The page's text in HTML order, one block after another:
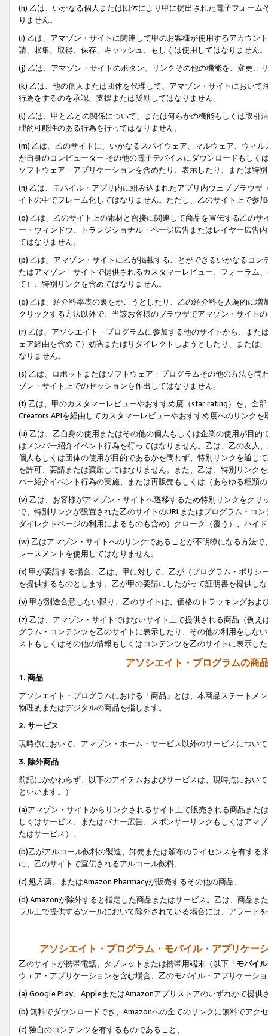
(h) 乙は、いかなる個人または団体により甲に提出された電子フォー
りません。
(i) 乙は、アマゾン・サイトに関連して甲のお客様が使用するアカウン
請、収集、取得、保存、キャッシュ、もしくは使用してはなりません。
(j) 乙は、アマゾン・サイトのボタン、リンクその他の機能を、変更、
(k) 乙は、他の個人または団体を代理して、アマゾン・サイトにおい
行為をするのを承認、支援または奨励してはなりません。
(l) 乙は、甲と乙との関係について、または何らかの機能もしくは取
理的可能性のある行為を行ってはなりません。
(m) 乙は、乙のサイトに、いかなるスパイウェア、マルウェア、ウィ
が自身のコンピューター その他の電子デバイスにダウンロードもし
ソフトウェア・アプリケーションを含めたり、表示したり、または特
(n) 乙は、モバイル・アプリ内に組み込まれたアプリ内ウェブブラウ
イトの中でフレーム化してはなりません。ただし、乙のサイト上で参
(o) 乙は、乙のサイト上の素材と密接に関連して商品を宣伝する乙の
ー・ウィンドウ、トランジショナル・ページ広告またはレイヤー広告
てはなりません。
(p) 乙は、アマゾン・サイトに乙が掲載することができるいかなるコ
たはアマゾン・サイトで提供されるカスタマーレビュー、フォーラム
て）、特別リンクを含めてはなりません。
(q) 乙は、 紹介料率表の裏をかこうとしたり、乙の紹介料を人為的に
クリックする方法以外で、当該お客様のブラウザでアマゾン・サイト
(r) 乙は、アソシエイト・プログラムに参加する他のサイトから、ま
ェア経由を含めて）妨害またはリダイレクトしようとしたり、または
なりません。
(s) 乙は、ロボットまたはソフトウェア・プログラムその他の方法を
ゾン・サイト上でのセッションを作出してはなりません。
(t) 乙は、甲のカスタマーレビューやおすすめ度（star rating）を、全
Creators APIを経由してカスタマーレビューやおすすめ度へのリンクを
(u) 乙は、乙自身の使用またはその他の個人もしくは企業の使用が目
はメンバー紹介イベント行為を行ってはなりません。乙は、乙の友人
個人もしくは団体の使用が目的であるかを問わず、特別リンクを通じ
を許可、要請または奨励してはなりません。また、乙は、特別リンク
バー紹介イベント行為の実施、または再販売もしくは（あらゆる種類
(v) 乙は、お客様がアマゾン・サイトへ遷移するため特別リンクをク
で、特別リンクが設置された乙のサイトのURLまたはプログラム・コ
ダイレクトページの利用によるものも含め）クローク（覆う）、ハイ
(w) 乙はアマゾン・サイトへのリンクであることが不明瞭になる方法
レースメントを使用してはなりません。
(x) 甲が要請する場合、乙は、甲に対して、乙が（プログラム・ポリ
を提供するものとします。乙が甲の要請にしたがって証明書を提供し
(y) 甲が別途合意しない限り、乙のサイトは、価格のトラッキングお
(z) 乙は、アマゾン・サイトではないサイト上で提供される商品（例
グラム・コンテンツを乙のサイトに表示したり、その他の利用をしな
ストもしくはその他の情報もしくはコンテンツを乙のサイトに表示し
アソシエイト・プログラムの商
1. 商品
アソシエイト・プログラムにおける「商品」とは、本商品ステートメ
物理的またはデジタルの商品を指します。
2. サービス
現時点において、アマゾン・ホーム・サービス以外のサービスについ
3. 除外商品
前記にかかわらず、以下のアイテムおよびサービスは、現時点におい
といいます。）
(a)アマゾン・サイトからリンクされるサイト上で販売される商品ま
しくはサービス、またはバナー広告、スポンサーリンクもしくはアマ
たはサービス）、
(b)乙がアルコール飲料の製造、卸売または頒布のライセンスを有す
に、乙のサイトで宣伝されるアルコール飲料、
(c) 処方薬、またはAmazon Pharmacyが販売するその他の商品、
(d) Amazonが除外すると指定した商品またはサービス。乙は、商品ま
ラル上で提供するツールにおいて除外されている場合には、アラート
アソシエイト・プログラム・モバイル・アプリケー
乙のサイトが携帯電話、タブレットまたは携帯用端末（以下「モバイ
ウェア・アプリケーションを含む場合、乙のモバイル・アプリケーシ
(a) Google Play、AppleまたはAmazonアプリストアのいずれかで提供
(b) 無料でダウンロードでき、Amazonへの全てのリンクに無料でアク
(c) 独自のコンテンツを有するものであること、